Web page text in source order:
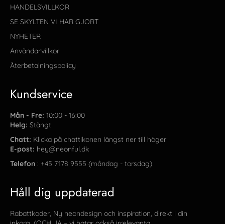
HANDELSVILLKOR
SE SKYLTEN VI HAR GJORT
NYHETER
Användarvillkor
Återbetalningspolicy
Kundservice
Mån - Fre: 10:00 - 16:00
Helg: Stängt
Chatt: Klicka på chattikonen längst ner till höger
E-post: hey@neonful.dk
Telefon : +45 7178 9555 (måndag - torsdag)
Håll dig uppdaterad
Rabattkoder, Ny neondesign och inspiration, direkt i din